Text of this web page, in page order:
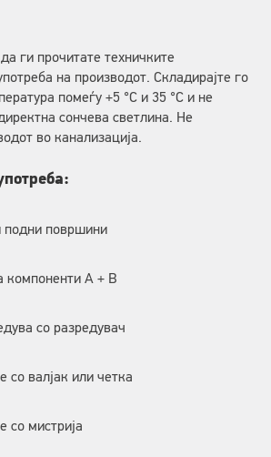
ги прочитате техничките
на производот. Складирајте го
помеѓу +5 °C и 35 °C и не
сончева светлина. Не
во канализација.
подни површини
А + В
со разредувач
со валјак или четка
со мистрија